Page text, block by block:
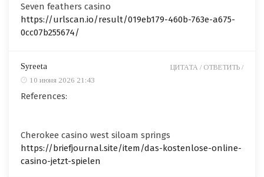
Seven feathers casino
https://urlscan.io/result/019eb179-460b-763e-a675-
0cc07b255674/
Syreeta
10 июня 2026 21:43
References:
Cherokee casino west siloam springs
https://briefjournal.site/item/das-kostenlose-online-
casino-jetzt-spielen
ЦИТАТА / ОТВЕТИТЬ /